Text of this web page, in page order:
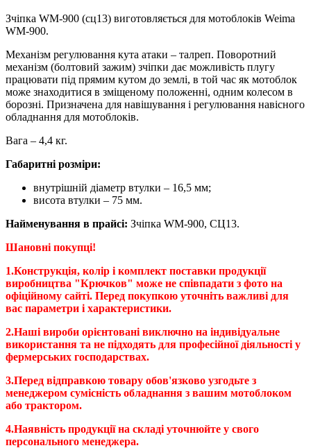
Зчіпка WM-900 (сц13) виготовляється для мотоблоків Weima
WM-900.
Механізм регулювання кута атаки – талреп. Поворотний
механізм (болтовий зажим) зчіпки дає можливість плугу
працювати під прямим кутом до землі, в той час як мотоблок
може знаходитися в зміщеному положенні, одним колесом в
борозні. Призначена для навішування і регулювання навісного
обладнання для мотоблоків.
Вага – 4,4 кг.
Габаритні розміри:
внутрішній діаметр втулки – 16,5 мм;
висота втулки – 75 мм.
Найменування в прайсі: Зчіпка WM-900, СЦ13.
Шановні покупці!
1.Конструкція, колір і комплект поставки продукції
виробництва "Крючков" може не співпадати з фото на
офіційному сайті. Перед покупкою уточніть важливі для
вас параметри і характеристики.
2.Наші вироби орієнтовані виключно на індивідуальне
використання та не підходять для професійної діяльності у
фермерських господарствах.
3.Перед відправкою товару обов'язково узгодьте з
менеджером сумісність обладнання з вашим мотоблоком
або трактором.
4.Наявність продукції на складі уточнюйте у свого
персонального менеджера.